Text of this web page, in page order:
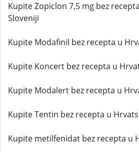
Kupite Zopiclon 7,5 mg bez
Sloveniji
Kupite Modafinil bez recepta u
Kupite Koncert bez recepta u
Kupite Modalert bez recepta u
Kupite Tentin bez recepta u
Kupite metilfenidat bez recepta u